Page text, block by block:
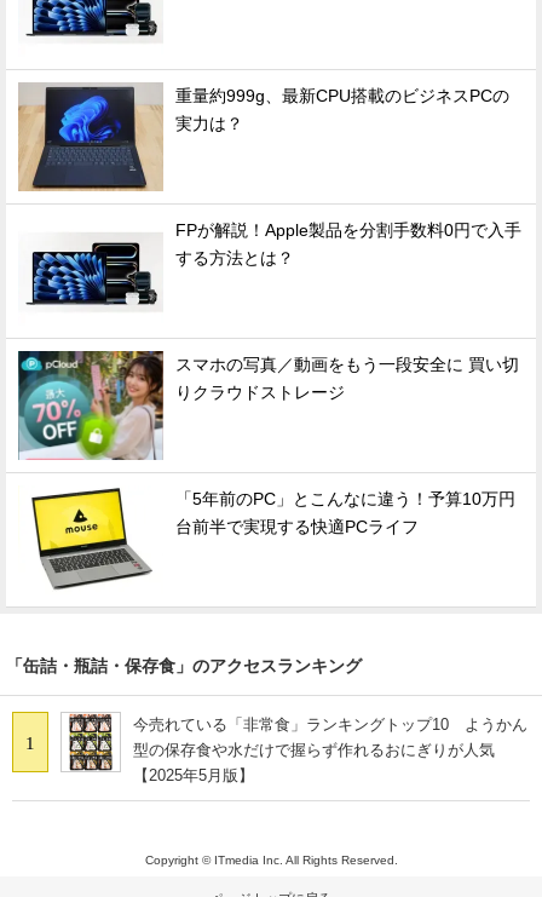
重量約999g、最新CPU搭載のビジネスPCの
実力は？
FPが解説！Apple製品を分割手数料0円で入手
する方法とは？
スマホの写真／動画をもう一段安全に 買い切
りクラウドストレージ
「5年前のPC」とこんなに違う！予算10万円
台前半で実現する快適PCライフ
「缶詰・瓶詰・保存食」のアクセスランキング
1
今売れている「非常食」ランキングトップ10 ようかん
型の保存食や水だけで握らず作れるおにぎりが人気
【2025年5月版】
Copyright © ITmedia Inc. All Rights Reserved.